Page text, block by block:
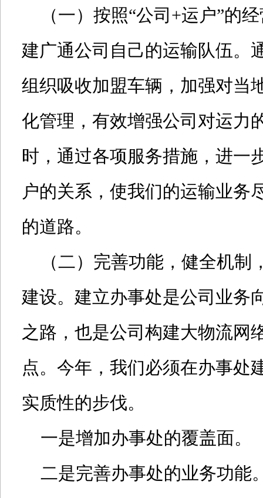
（一）按照“公司+运户”的
建广通公司自己的运输队伍。
组织吸收加盟车辆，加强对当
化管理，有效增强公司对运力
时，通过各项服务措施，进一
户的关系，使我们的运输业务
的道路。
（二）完善功能，健全机制
建设。建立办事处是公司业务
之路，也是公司构建大物流网
点。今年，我们必须在办事处
实质性的步伐。
一是增加办事处的覆盖面。
二是完善办事处的业务功能